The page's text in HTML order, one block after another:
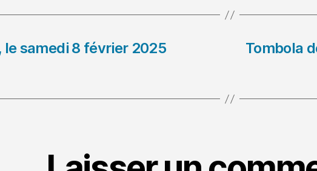
le samedi 8 février 2025
Tombola